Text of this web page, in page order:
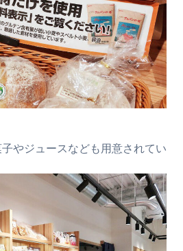
やジュースなども用意されてい